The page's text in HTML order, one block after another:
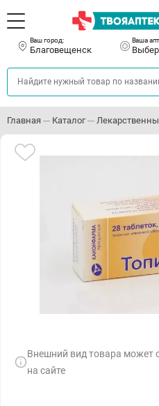
Ваш город:
Благовещенск
Ваша
Главная Каталог
Внешний вид товара может
на сайте